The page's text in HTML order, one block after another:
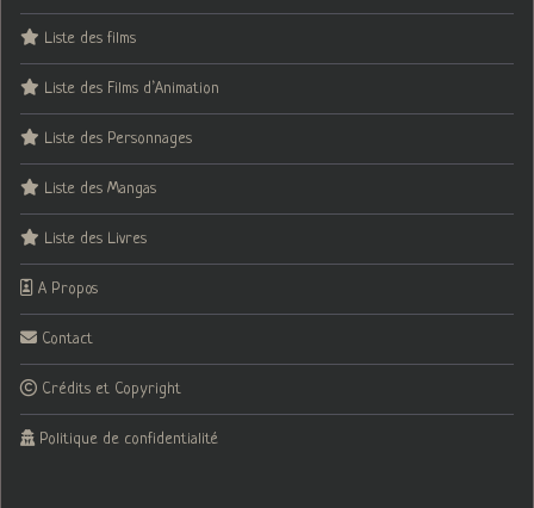
Liste des films
Liste des Films d’Animation
Liste des Personnages
Liste des Mangas
Liste des Livres
A Propos
Contact
Crédits et Copyright
Politique de confidentialité